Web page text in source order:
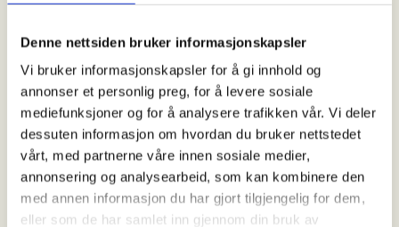
Denne nettsiden bruker informasjonskapsler
Vi bruker informasjonskapsler for å gi innhold og
annonser et personlig preg, for å levere sosiale
mediefunksjoner og for å analysere trafikken vår. Vi deler
dessuten informasjon om hvordan du bruker nettstedet
vårt, med partnerne våre innen sosiale medier,
annonsering og analysearbeid, som kan kombinere den
med annen informasjon du har gjort tilgjengelig for dem,
eller som de har samlet inn gjennom din bruk av
deg mellom 13 og 16 år til en spennende og lærerik
Jaktskytterskole. Dette er et tilbud for deg som vil
oppleve ekte skyteglede, lære trygg
våpenhåndtering og få en smakebit på jaktens
verden i trygge og gode omgivelser.
Hva du får oppleve